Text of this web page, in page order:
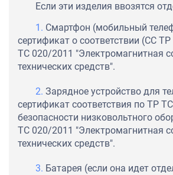
Если эти изделия ввозятся
Смартфон (мобильный
сертификат о соответствии (СС
ТС 020/2011 "Электромагнитная
технических средств".
Зарядное устройство для
сертификат соответствия по ТР
безопасности низковольтного
ТС 020/2011 "Электромагнитная
технических средств".
Батарея (если она идет